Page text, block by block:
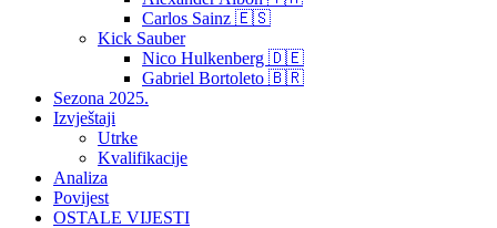
Carlos Sainz 🇪🇸
Kick Sauber
Nico Hulkenberg 🇩🇪
Gabriel Bortoleto 🇧🇷
Sezona 2025.
Izvještaji
Utrke
Kvalifikacije
Analiza
Povijest
OSTALE VIJESTI